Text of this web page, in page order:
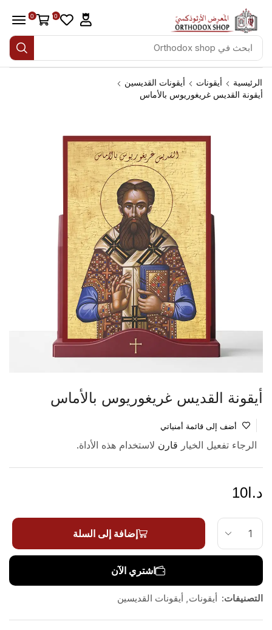
0
0
الرئيسية أيقونات
أيقونات القديسين
أيقونة القديس غريغوريوس بالأماس
أيقونة القديس غريغوريوس بالأماس
أضف إلى قائمة أمنياتي
الرجاء تفعيل الخيار قارن لاستخدام هذه الأداة.
د.ا10
إضافة إلى السلة
اشتري الآن
التصنيفات: أيقونات أيقونات القديسين